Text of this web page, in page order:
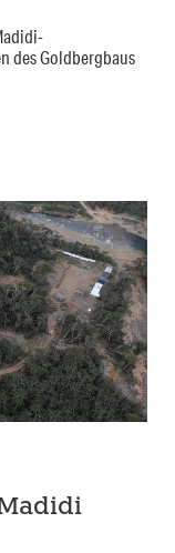
des Goldbergbaus